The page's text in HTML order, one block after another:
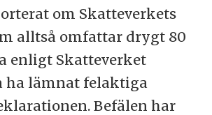
om Skatteverkets
alltså omfattar drygt 80
enligt Skatteverket
ha lämnat felaktiga
Befälen har